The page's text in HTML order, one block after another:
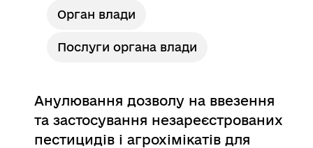
Орган влади
Послуги органа влади
Анулювання дозволу на ввезення
та застосування незареєстрованих
пестицидів і агрохімікатів для